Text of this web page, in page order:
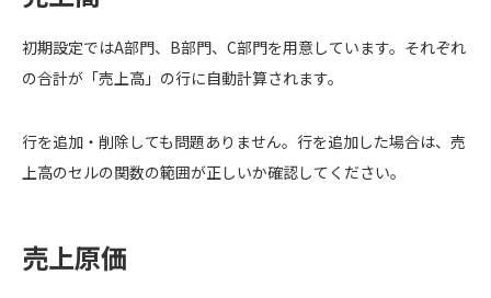
初期設定ではA部門、B部門、C部門を用意しています。それぞれ
の合計が「売上高」の行に自動計算されます。
行を追加・削除しても問題ありません。行を追加した場合は、売
上高のセルの関数の範囲が正しいか確認してください。
売上原価